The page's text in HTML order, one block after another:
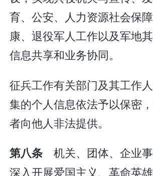
育、公安、人力资源社会保
康、退役军人工作以及军地
信息共享和业务协同。
征兵工作有关部门及其工作
集的个人信息依法予以保密
者向他人非法提供。
第八条 机关、团体、企业
深入开展爱国主义、革命英